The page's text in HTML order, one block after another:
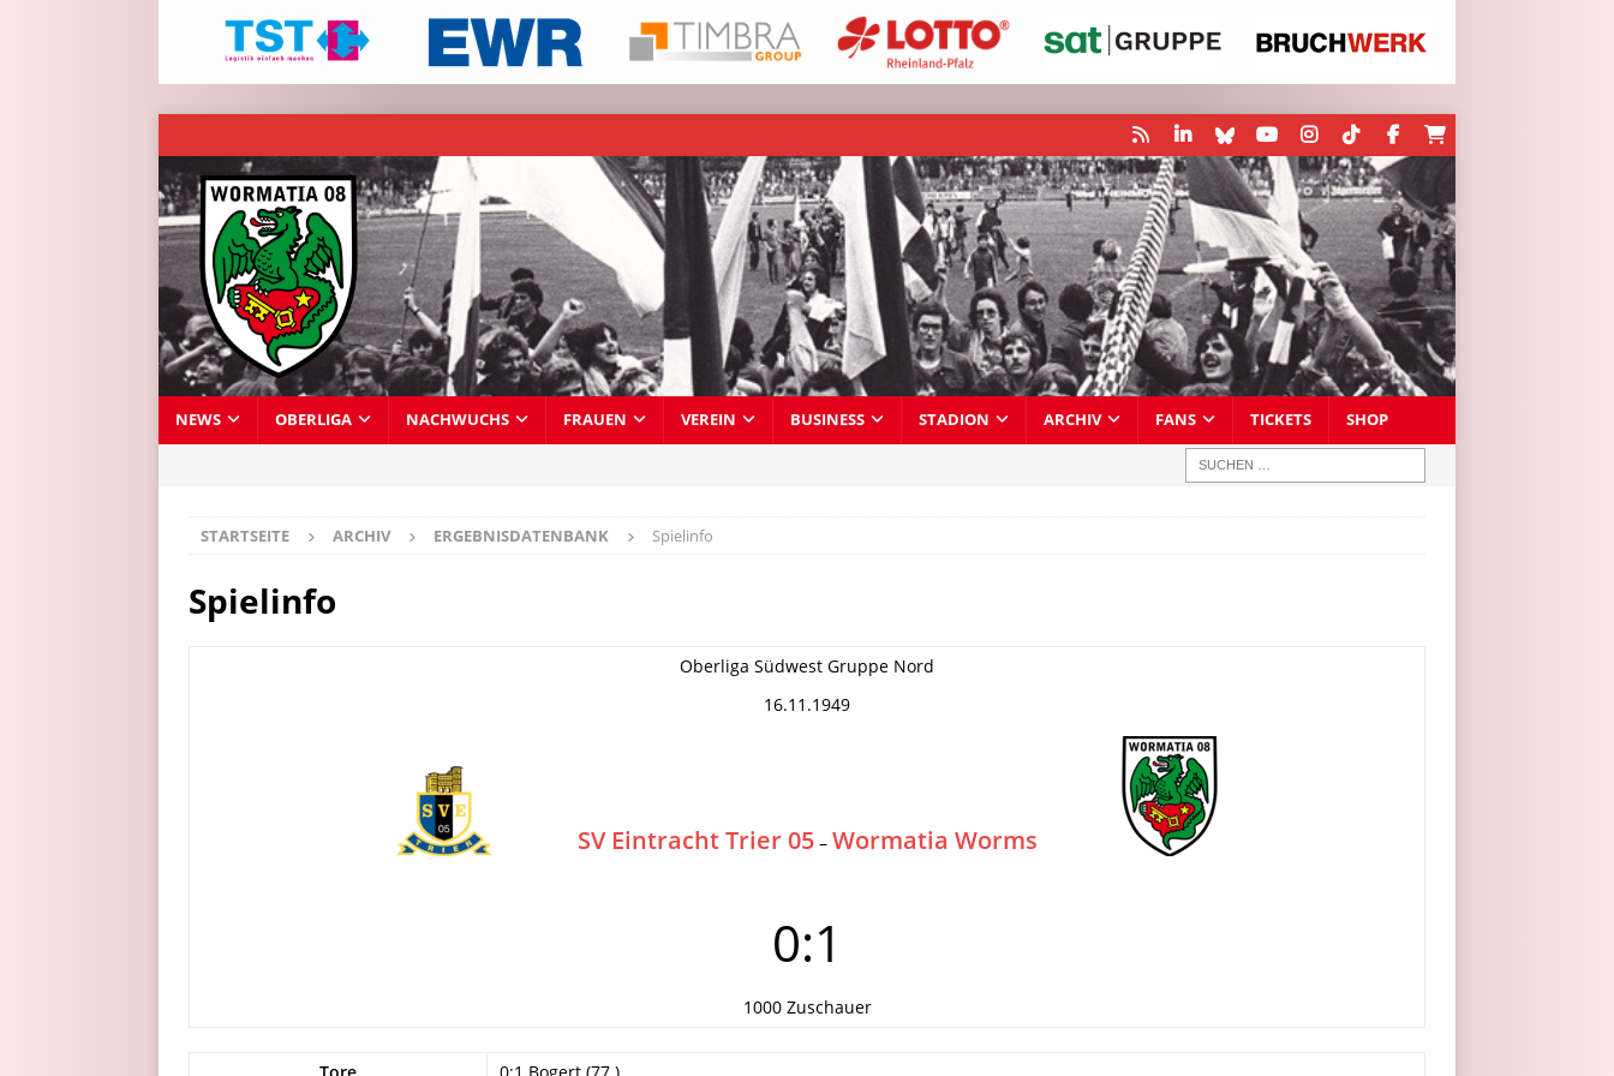
NEWS OBERLIGA NACHWUCHS FRAUEN VEREIN BUSINESS STADION ARCHIV FANS TICKETS SHOP
STARTSEITE ARCHIV ERGEBNISDATENBANK Spielinfo
Spielinfo
Oberliga Südwest Gruppe Nord
16.11.1949
SV Eintracht Trier 05 – Wormatia Worms
0:1
1000 Zuschauer